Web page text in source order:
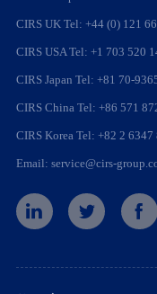
CIRS UK Tel: +44 (0) 121
CIRS USA Tel: +1 703 520
CIRS Japan Tel: +81 70-
CIRS China Tel: +86 571
CIRS Korea Tel: +82 2
Email: service@cirs-